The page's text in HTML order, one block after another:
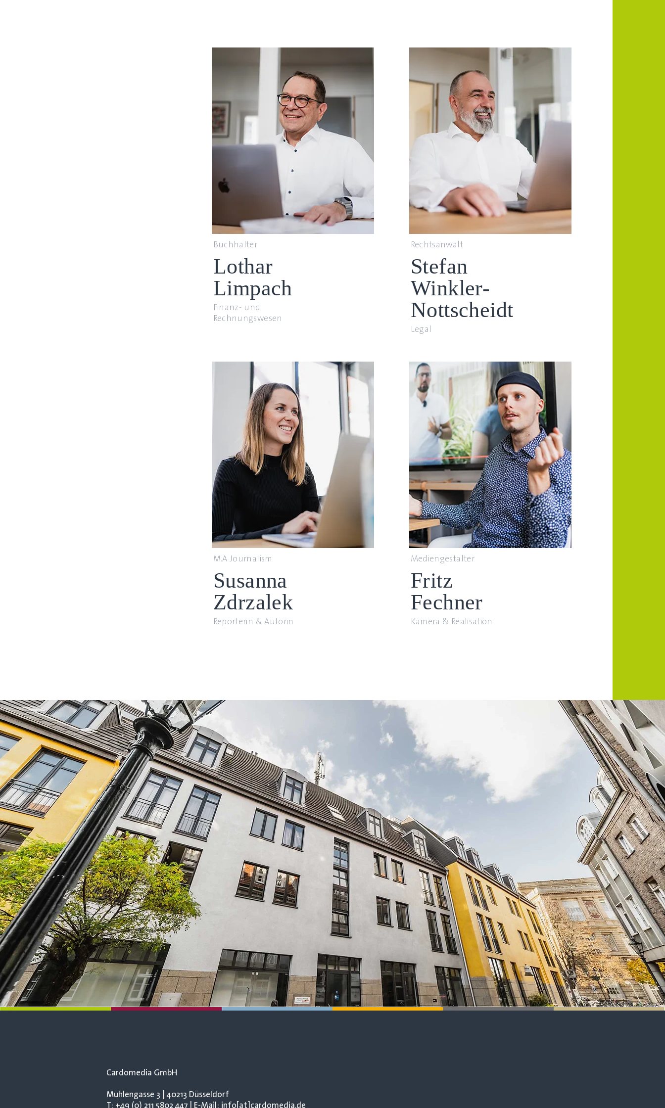
Buchhalter
Lothar
Limpach
Finanz- und
Rechnungswesen
M.A Journalism
Susanna
Zdrzalek
Reporterin & Autorin
Rechtsanwalt
Stefan
Winkler-
Nottscheidt
Legal
Mediengestalter
Fritz
Fechner
Kamera & Realisation
Cardomedia GmbH
Mühlengasse 3 | 40213 Düsseldorf
T: +49 (0) 211 5802 447 | E-Mail: info[at]cardomedia.de